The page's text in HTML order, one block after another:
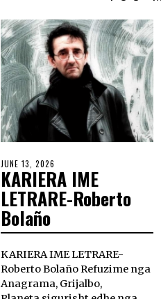
JUNE 13, 2026
KARIERA IME
LETRARE-Roberto
Bolaño
KARIERA IME LETRARE-
Roberto Bolaño Refuzime nga
Anagrama, Grijalbo,